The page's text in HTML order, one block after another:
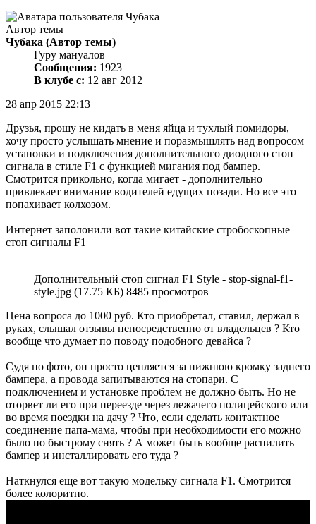
Автор темы
Чубака (Автор темы)
Гуру мануалов
Сообщения: 1923
В клубе с: 12 авг 2012
28 апр 2015 22:13
Друзья, прошу не кидать в меня яйца и тухлый помидоры,
хочу просто услышать мнение и поразмышлять над вопросом
установки и подключения дополнительного диодного стоп
сигнала в стиле F1 с функцией мигания под бампер.
Смотрится прикольно, когда мигает - дополнительно
привлекает внимание водителей едущих позади. Но все это
попахивает колхозом.
Интернет заполонили вот такие китайские стробоскопные
стоп сигналы F1
Дополнительный стоп сигнал F1 Style - stop-signal-f1-
style.jpg (17.75 КБ) 8485 просмотров
Цена вопроса до 1000 руб. Кто приобретал, ставил, держал в
руках, слышал отзывы непосредственно от владельцев ? Кто
вообще что думает по поводу подобного девайса ?
Судя по фото, он просто цепляется за нижнюю кромку заднего
бампера, а провода запитываются на стопари. С
подключением и установке проблем не должно быть. Но не
оторвет ли его при переезде через лежачего полицейского или
во время поездки на дачу ? Что, если сделать контактное
соединение папа-мама, чтобы при необходимости его можно
было по быстрому снять ? А может быть вообще распилить
бампер и инсталлировать его туда ?
Наткнулся еще вот такую модельку сигнала F1. Смотрится
более колоритно.